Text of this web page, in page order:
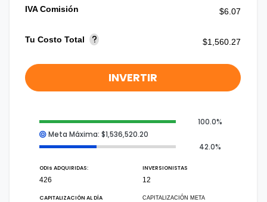
IVA Comisión
$6.07
Tu Costo Total $1,560.27
INVERTIR
100.0%
Meta Máxima: $1,536,520.20
42.0%
ODIs ADQUIRIDAS:
426
INVERSIONISTAS
12
CAPITALIZACIÓN AL DÍA CAPITALIZACIÓN META